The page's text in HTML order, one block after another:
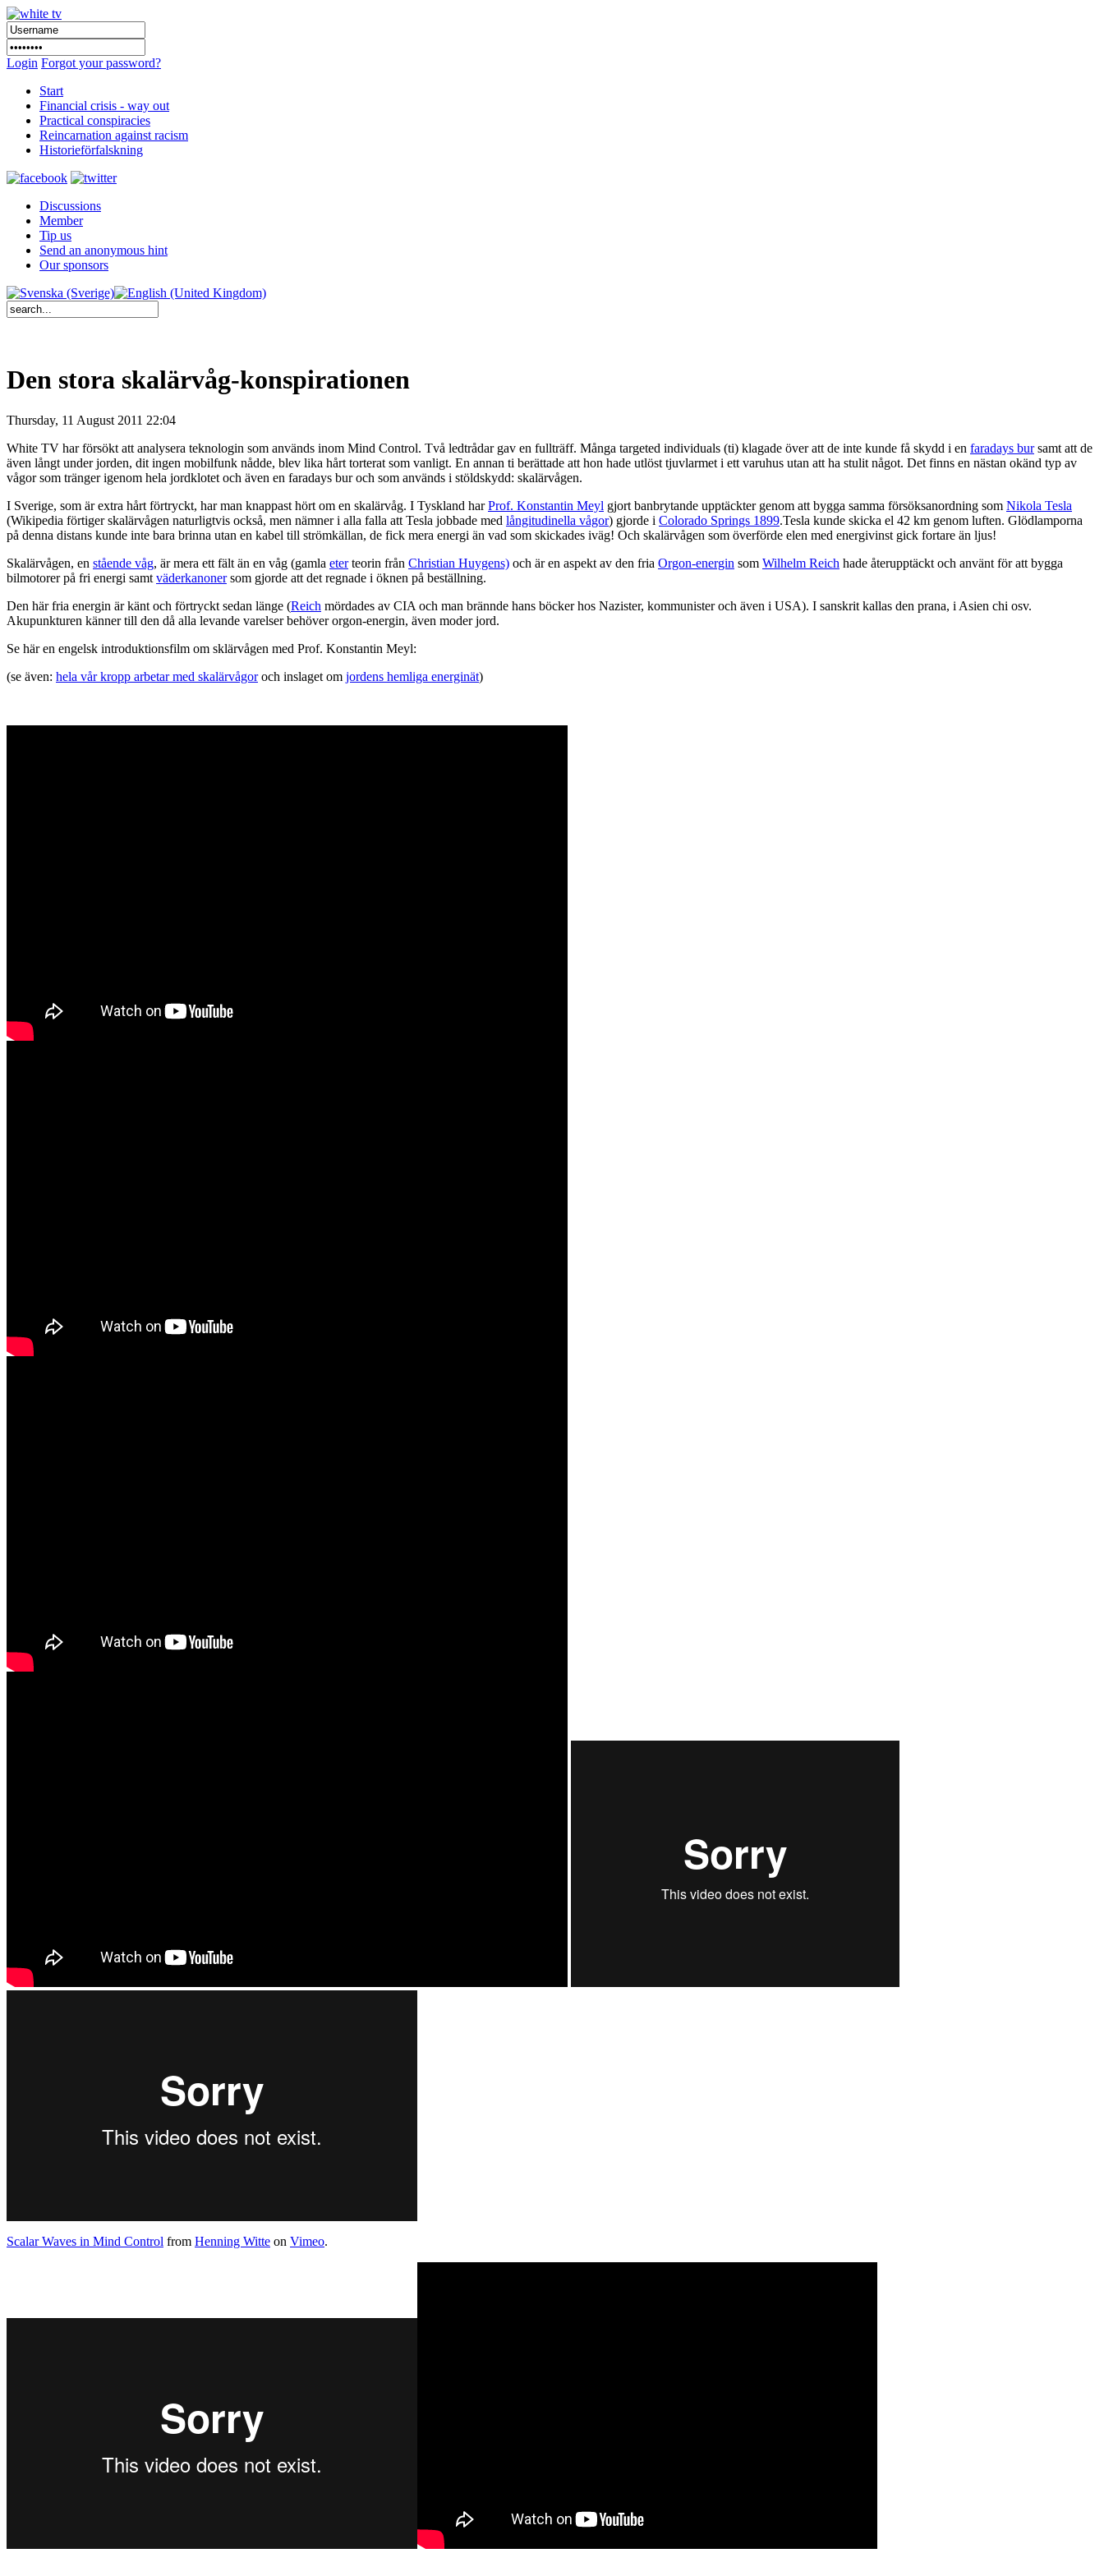
Login Forgot your password?
Start
Financial crisis - way out
Practical conspiracies
Reincarnation against racism
Historieförfalskning
Discussions
Member
Tip us
Send an anonymous hint
Our sponsors
Den stora skalärvåg-konspirationen
Thursday, 11 August 2011 22:04
White TV har försökt att analysera teknologin som används inom Mind Control. Två ledtrådar gav en fullträff. Många targeted individuals (ti) klagade över att de inte kunde få skydd i en faradays bursamt att de
även långt under jorden, dit ingen mobilfunk nådde, blev lika hårt torterat som vanligt. En annan ti berättade att hon hade utlöst tjuvlarmet i ett varuhus utan att ha stulit något. Det finns en nästan okänd typ av
vågor som tränger igenom hela jordklotet och även en faradays bur och som används i stöldskydd: skalärvågen.
I Sverige, som är extra hårt förtryckt, har man knappast hört om en skalärvåg. I Tyskland harProf. Konstantin Meyl gjort banbrytande upptäckter genom att bygga samma försöksanordning som Nikola Tesla
(Wikipedia förtiger skalärvågen naturligtvis också, men nämner i alla falla att Tesla jobbade med långitudinella vågor) gjorde i Colorado Springs 1899.Tesla kunde skicka el 42 km genom luften. Glödlamporna
på denna distans kunde inte bara brinna utan en kabel till strömkällan, de fick mera energi än vad som skickades iväg! Och skalärvågen som överförde elen med energivinst gick fortare än ljus!
Skalärvågen, en stående våg, är mera ett fält än en våg (gamla eterteorin från Christian Huygens) och är en aspekt av den fria Orgon-energin som Wilhelm Reich hade återupptäckt och använt för att bygga
bilmotorer på fri energi samt väderkanonersom gjorde att det regnade i öknen på beställning.
Den här fria energin är känt och förtryckt sedan länge (Reich mördades av CIA och man brännde hans böcker hos Nazister, kommunister och även i USA). I sanskrit kallas den prana, i Asien chi osv.
Akupunkturen känner till den då alla levande varelser behöver orgon-energin, även moder jord.
Se här en engelsk introduktionsfilm om sklärvågen med Prof. Konstantin Meyl:
(se även: hela vår kropp arbetar med skalärvågoroch inslaget om jordens hemliga energinät)
Scalar Waves in Mind Control from Henning Witte on Vimeo.